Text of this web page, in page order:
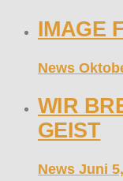
IMAGE
News
WIR
GEIST
News Juni